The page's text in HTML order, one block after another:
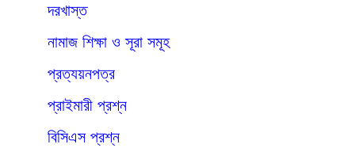
দরখাস্ত
নামাজ শিক্ষা ও সূরা সমূহ
প্রত্যয়নপত্র
প্রাইমারী প্রশ্ন
বিসিএস প্রশ্ন